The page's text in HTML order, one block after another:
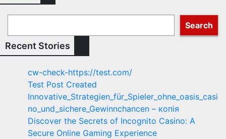
Search
Recent Stories
cw-check-https://test.com/
Test Post Created
Innovative_Strategien_für_Spieler_ohne_oasis_casi
no_und_sichere_Gewinnchancen – копія
Discover the Secrets of Incognito Casino: A
Secure Online Gaming Experience